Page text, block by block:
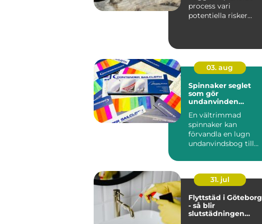
process vari
potentiella risker
03. aug
Spinnaker seglet
som gör
undanvinden
En vältrimmad
spinnaker kan
förvandla en lugn
undanvindsbog till
Farten ökar, båte...
31. jul
Flyttstäd i Göteborg
- så blir
slutstädningen